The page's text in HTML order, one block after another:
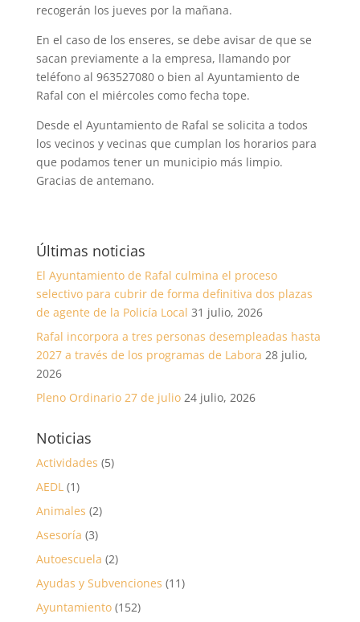
recogerán los jueves por la mañana.
En el caso de los enseres, se debe avisar de que se
sacan previamente a la empresa, llamando por
teléfono al 963527080 o bien al Ayuntamiento de
Rafal con el miércoles como fecha tope.
Desde el Ayuntamiento de Rafal se solicita a todos
los vecinos y vecinas que cumplan los horarios para
que podamos tener un municipio más limpio.
Gracias de antemano.
Últimas noticias
El Ayuntamiento de Rafal culmina el proceso
selectivo para cubrir de forma definitiva dos plazas
de agente de la Policía Local 31 julio, 2026
Rafal incorpora a tres personas desempleadas hasta
2027 a través de los programas de Labora 28 julio,
2026
Pleno Ordinario 27 de julio 24 julio, 2026
Noticias
Actividades (5)
AEDL(1)
Animales (2)
Asesoría (3)
Autoescuela (2)
Ayudas y Subvenciones (11)
Ayuntamiento(152)